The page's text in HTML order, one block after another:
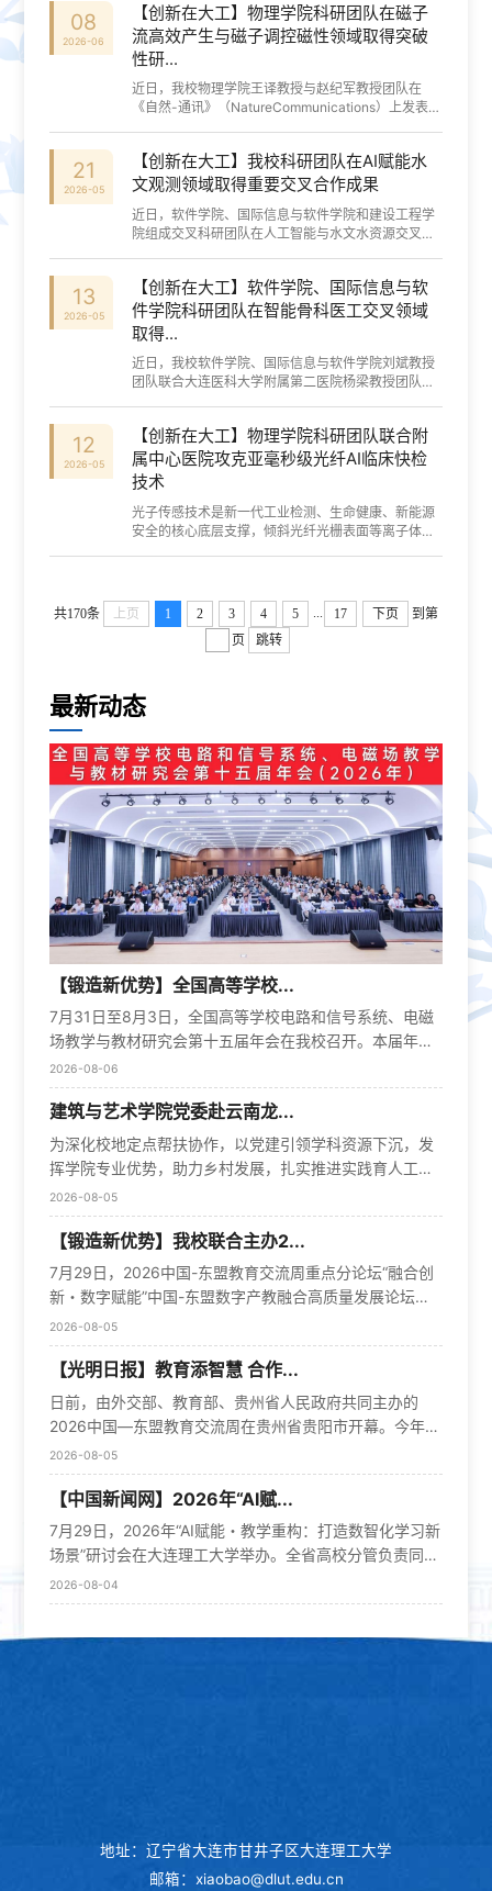
08
2026-06
【创新在大工】物理学院科研团队在磁子
流高效产生与磁子调控磁性领域取得突破
性研...
近日，我校物理学院王译教授与赵纪军教授团队在
《自然-通讯》（NatureCommunications）上发表突
21
2026-05
【创新在大工】我校科研团队在AI赋能水
文观测领域取得重要交叉合作成果
近日，软件学院、国际信息与软件学院和建设工程学
院组成交叉科研团队在人工智能与水文水资源交叉领
13
2026-05
【创新在大工】软件学院、国际信息与软
件学院科研团队在智能骨科医工交叉领域
取得...
近日，我校软件学院、国际信息与软件学院刘斌教授
团队联合大连医科大学附属第二医院杨梁教授团队，
12
2026-05
【创新在大工】物理学院科研团队联合附
属中心医院攻克亚毫秒级光纤AI临床快检
技术
光子传感技术是新一代工业检测、生命健康、新能源
安全的核心底层支撑，倾斜光纤光栅表面等离子体共
共170条 上页 1 2 3 4 5 17 下页
到第
页
跳转
最新动态
【锻造新优势】全国高等学校...
7月31日至8月3日，全国高等学校电路和信号系统、电磁
场教学与教材研究会第十五届年会在我校召开。本届年会
由教育部电工电子基础课程教指委指导，高等学校电路和
信号系统教学与教材研究会、高等学校电磁场教学与教材
研究会、中国电子教育学会和高等教育出版社联合主办，
我校电气工程学院具体承办，来自全国121所高校的近300
名专家学者齐聚大工，共话数智化时代背景下，高校电类
部电工电子基础课程教指委副主任委员、高等学校电路和
华大学教授于歆杰出席并致辞。高等学校电磁场教学与教
材研究会理事长、国家级教学名师、西安交通大学教授马
西奎，教育部电工电子基础课程教指委副主任委员、国家
基础课程教指委委员、中国电子教育学会副理事长、西安
电子科技大学教授郭宝龙，高等教育出版社工科事业部副
主任缪可可，电子科技大学国家级教学名师潘锦，西安交
通大学国家级教学名师罗先觉，教育部电工电子基础课程
教指委委员、浙江大学教授姚缨英等一批国内电类基础课
程教学专家等出席开...
2026-08-06
建筑与艺术学院党委赴云南龙...
为深化校地定点帮扶协作，以党建引领学科资源下沉，发
挥学院专业优势，助力乡村发展，扎实推进实践育人工
作，7月31日—8月2日，建筑与艺术学院党委书记金玲带
队，师生共50余人赴云南龙陵县开展系列帮扶实践活动。
深化党建结对共建，筑牢校地协作根基党建引领是校地长
效协作的核心抓手，学院党委与龙陵县龙山镇杨梅山村党
总支正式签订校地共建协议，明确资源共享、活动共办、
院长张硕面向村党员干部讲授专题党课，强化基层党组织
思想建设。共建座谈中，双方围绕党建联动机制搭建、乡
地走访石斛花卉种植基地，了解特色农林产业发展现状，
探索党建引领产业发展、设计赋能产业品牌建设的合作方
向。开展红色思政研学，厚植青年家国情怀学院坚持以红
研深度融合，组织全体实践师生前往松山抗战遗址开展沉
浸式红色研学实践。现场，师生认真聆听讲解，系统回顾
滇西抗战的壮阔历史，近距离观摩战壕、雕像群等珍贵历
史遗存，深切体会革命先辈保家卫国、不畏牺牲的崇高精
神。随后，全体师生肃立默哀、敬献鲜花，深情缅怀为国
2026-08-05
【锻造新优势】我校联合主办2...
7月29日，2026中国-东盟教育交流周重点分论坛“融合创
新・数字赋能”中国-东盟数字产教融合高质量发展论坛在
贵阳举办。本次论坛由中国-东盟教育交流周组委会秘书处
与大连理工大学出版社联合主办，来自贵州教育主管部门
及柬埔寨、泰国、东帝汶等东盟多国教育官员、中外院校
与行业专家近120名代表参会。我校副校长王博出席并作
主旨致辞，大连理工资产经营有限公司、出版社等单位负
育、青年与体育部副国务秘书洪金昌，泰国教育部职业教
育委员会国际合作处处长汶差翁・博蓬，东帝汶高等教
育、科学和文化部线上代表毛贝雷・奥安在论坛开幕式上
先后致辞。与会各方高度认可大连理工大学出版社搭建的
多边国际合作平台，表示将以此为纽带深化数字教育深度
协作。王博表示，经过近年来的系统布局与持续深耕，大
连理工大学出版社构建了“标准输出—课程共建—工坊落
地”全链条资源建设体系。未来将把数字教材、实训资源与
2026-08-05
【光明日报】教育添智慧 合作...
日前，由外交部、教育部、贵州省人民政府共同主办的
2026中国—东盟教育交流周在贵州省贵阳市开幕。今年交
流周围绕“让智慧教育更好助力友好家园建设”主题，在数
字教育技术应用、职业人才培养、科研教学等方面取得一
系列务实成果，为构建更为紧密的中国—东盟命运共同体
持续贡献智慧与力量。共建教学交流平台当前，人工智能
正深刻改变知识生产、传播和应用方式，驱动全球教育变
周各方热议的话题。“人工智能在促进无国界中文学习方面
塔雅·蓬雅在今年交流周上介绍，依托中泰教育合作成果，
设，将深度整合校企科研资源、国内外智力资源，聚焦AI
2026-08-05
【中国新闻网】2026年“AI赋...
7月29日，2026年“AI赋能・教学重构：打造数智化学习新
场景”研讨会在大连理工大学举办。全省高校分管负责同
志、教务管理人员、学科专业带头人及一线教师代表800
余人参会。会议指出，人工智能正以前所未有的力度重构
安交通大学、复旦大学、北京航空航天大学、哈尔滨工业
大学、大连理工大学、大连交通大学等高校领导、专家和
2026-08-04
地址：辽宁省大连市甘井子区大连理工大学
邮箱：xiaobao@dlut.edu.cn